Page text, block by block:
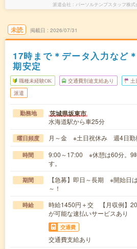
派遣会社 パーソルテンプスタッフ株
未読 掲載日 2026/07/31
17時まで＊データ入力など
期安定
職種未経験OK 交通費別途支給あり 土
派遣
勤務地 茨城県坂東市
水海道駅から車25分
曜日頻度 月～金 ※土日祝休み 週4日勤
時間
9:00～17:00 ※休憩は60分。9
す。
期間
【急募】即日～長期 ※開始日
～！
時給
時給1450円＋交 【月収例】
が可能な速払いサービスあり
交通費
交通費支給あり